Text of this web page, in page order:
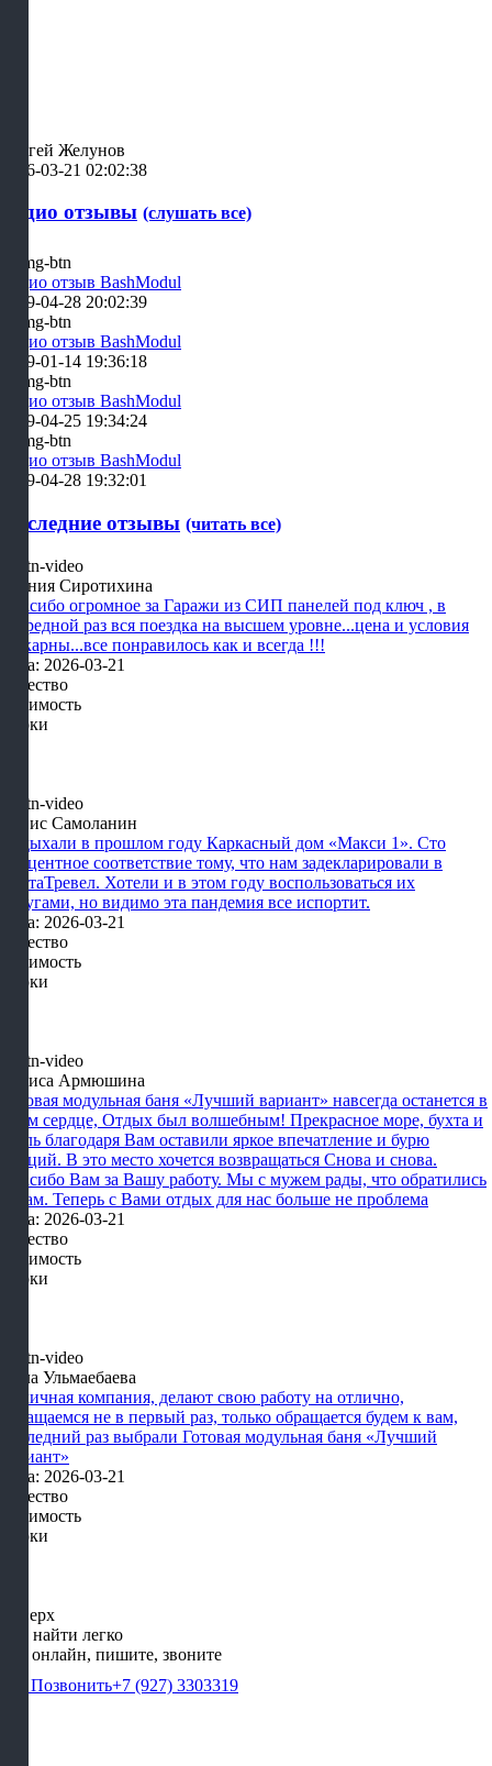
Сергей Желунов
2026-03-21 02:02:38
Аудио отзывы (слушать все)
Аудио отзыв BashModul
2019-04-28 20:02:39
Аудио отзыв BashModul
2019-01-14 19:36:18
Аудио отзыв BashModul
2019-04-25 19:34:24
Аудио отзыв BashModul
2019-04-28 19:32:01
Последние отзывы (читать все)
Ксения Сиротихина
Спасибо огромное за Гаражи из СИП панелей под ключ , в
очередной раз вся поездка на высшем уровне...цена и условия
шикарны...все понравилось как и всегда !!!
Дата: 2026-03-21
Качество
Стоимость
Сроки
Денис Самоланин
Отдыхали в прошлом году Каркасный дом «Макси 1». Сто
процентное соответствие тому, что нам задекларировали в
КартаТревел. Хотели и в этом году воспользоваться их
услугами, но видимо эта пандемия все испортит.
Дата: 2026-03-21
Качество
Стоимость
Сроки
Лариса Армюшина
Готовая модульная баня «Лучший вариант» навсегда останется в
моем сердце, Отдых был волшебным! Прекрасное море, бухта и
отель благодаря Вам оставили яркое впечатление и бурю
эмоций. В это место хочется возвращаться Снова и снова.
Спасибо Вам за Вашу работу. Мы с мужем рады, что обратились
к Вам. Теперь с Вами отдых для нас больше не проблема
Дата: 2026-03-21
Качество
Стоимость
Сроки
Алла Ульмаебаева
Отличная компания, делают свою работу на отлично,
обращаемся не в первый раз, только обращается будем к вам,
последний раз выбрали Готовая модульная баня «Лучший
вариант»
Дата: 2026-03-21
Качество
Стоимость
Сроки
Наверх
Нас найти легко
Мы онлайн, пишите, звоните
Позвонить+7 (927) 3303319